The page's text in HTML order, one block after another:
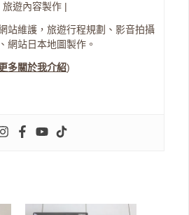
旅遊內容製作 |
站維護，旅遊行程規劃、影音拍攝
網站日本地圖製作。
多關於我介紹)